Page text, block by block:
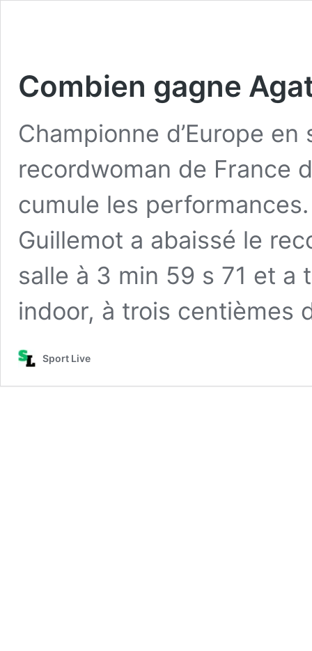
Combien gagne
Championne d’Europe
recordwoman de France
cumule les
Guillemot a abaissé le
salle à 3 min 59 s 71 et a
indoor, à trois centièmes
Sport Live